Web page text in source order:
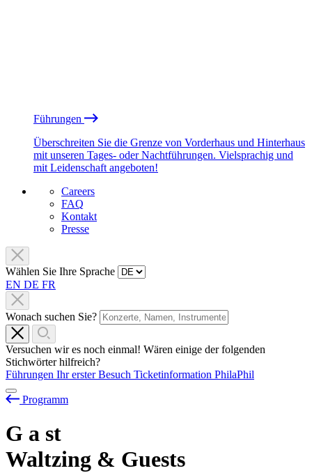
Führungen
Überschreiten Sie die Grenze von Vorderhaus und Hinterhaus
mit unseren Tages- oder Nachtführungen. Vielsprachig und
mit Leidenschaft angeboten!
Careers
FAQ
Kontakt
Presse
Wählen Sie Ihre Sprache
EN DE FR
Wonach suchen Sie?
Versuchen wir es noch einmal! Wären einige der folgenden
Stichwörter hilfreich?
Führungen Ihr erster Besuch Ticketinformation PhilaPhil
Programm
G a st
Waltzing & Guests